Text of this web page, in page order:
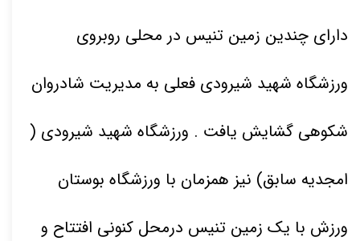
دارای چندین زمین تنیس در محلی روبروی
ورزشگاه شهید شیرودی فعلی به مدیریت شادروان
شکوهی گشایش یافت . ورزشگاه شهید شیرودی (
امجدیه سابق) نیز همزمان با ورزشگاه بوستان
ورزش با یک زمین تنیس درمحل کنونی افتتاح و